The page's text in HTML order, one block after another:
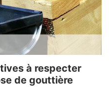
à respecter
de gouttière